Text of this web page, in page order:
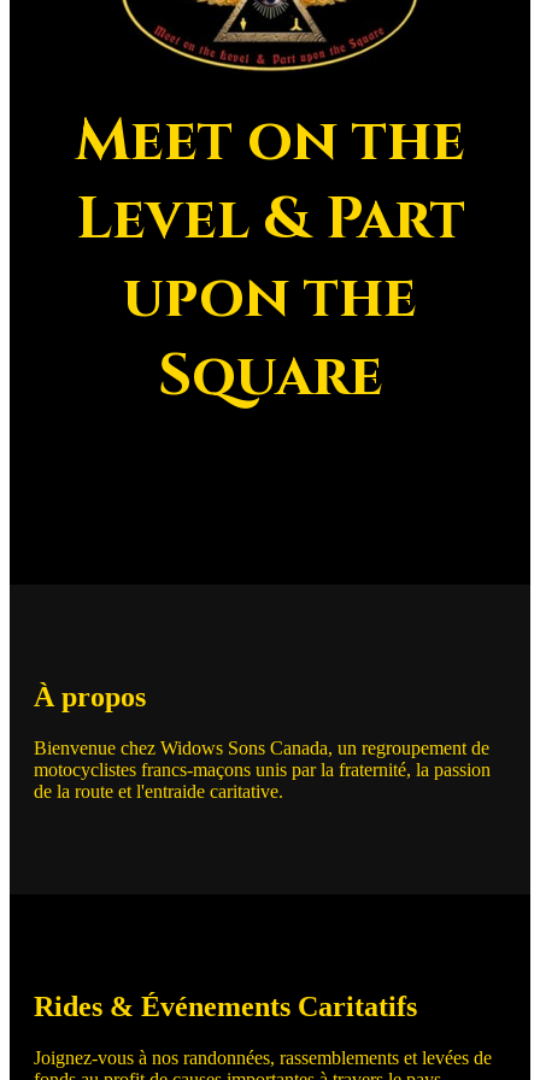
Meet on the
Level & Part
upon the
Square
À propos
Bienvenue chez Widows Sons Canada, un regroupement de
motocyclistes francs-maçons unis par la fraternité, la passion
de la route et l'entraide caritative.
Rides & Événements Caritatifs
Joignez-vous à nos randonnées, rassemblements et levées de